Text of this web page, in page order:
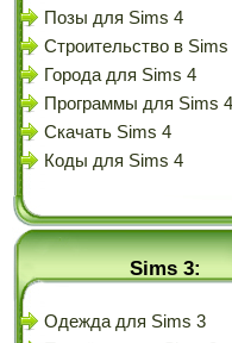
Позы для Sims 4
Строительство в Sims
Города для Sims 4
Программы для Sims 4
Скачать Sims 4
Коды для Sims 4
Sims 3:
Одежда для Sims 3